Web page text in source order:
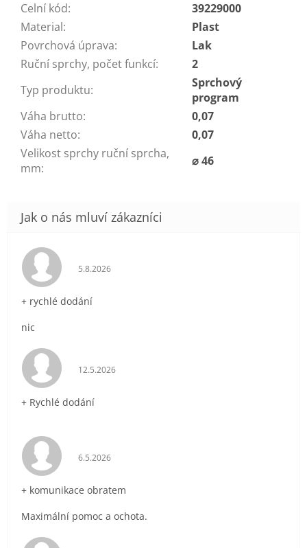
Celní kód:
39229000
Material:
Plast
Povrchová úprava:
Lak
Ruční sprchy, počet funkcí:
2
Typ produktu:
Sprchový
program
Váha brutto:
0,07
Váha netto:
0,07
Velikost sprchy ruční sprcha,
mm: ⌀ 46
Hodnocení obchodu je 5 z 5 hvězdiček.
5.8.2026
+ rychlé dodání
nic
Hodnocení obchodu je 5 z 5 hvězdiček.
12.5.2026
+ Rychlé dodání
Hodnocení obchodu je 5 z 5 hvězdiček.
6.5.2026
+ komunikace obratem
Maximální pomoc a ochota.